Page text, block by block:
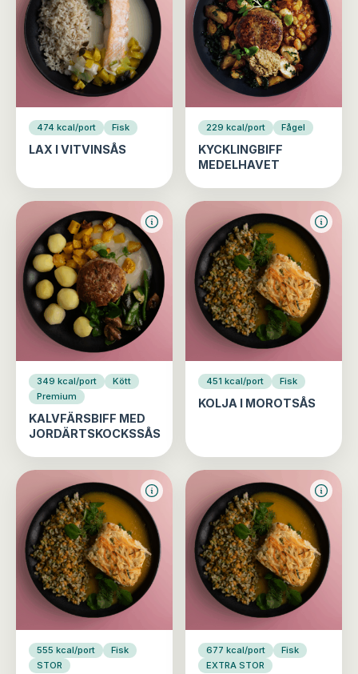
474 kcal/port Fisk
LAX I VITVINSÅS
229 kcal/port Fågel
KYCKLINGBIFF
MEDELHAVET
349 kcal/port
Kött
Premium
KALVFÄRSBIFF MED
JORDÄRTSKOCKSSÅS
451 kcal/port Fisk
KOLJA I MOROTSÅS
555 kcal/port
Fisk
STOR
677 kcal/port
Fisk
EXTRA STOR